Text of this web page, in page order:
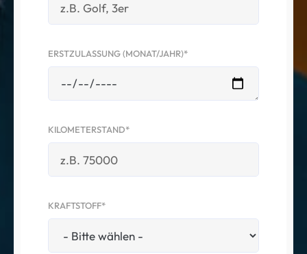
ERSTZULASSUNG (MONAT/JAHR)*
KILOMETERSTAND*
KRAFTSTOFF*